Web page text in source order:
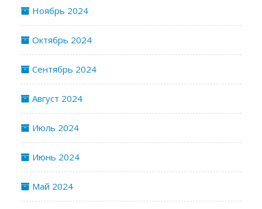
Ноябрь 2024
Октябрь 2024
Сентябрь 2024
Август 2024
Июль 2024
Июнь 2024
Май 2024